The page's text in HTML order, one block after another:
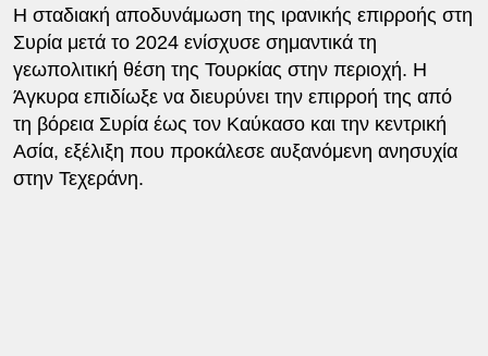
Η σταδιακή αποδυνάμωση της ιρανικής επιρροής στη
Συρία μετά το 2024 ενίσχυσε σημαντικά τη
γεωπολιτική θέση της Τουρκίας στην περιοχή. Η
Άγκυρα επιδίωξε να διευρύνει την επιρροή της από
τη βόρεια Συρία έως τον Καύκασο και την κεντρική
Ασία, εξέλιξη που προκάλεσε αυξανόμενη ανησυχία
στην Τεχεράνη.